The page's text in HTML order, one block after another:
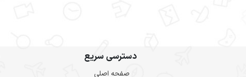
دسترسی سریع
صفحه اصلی